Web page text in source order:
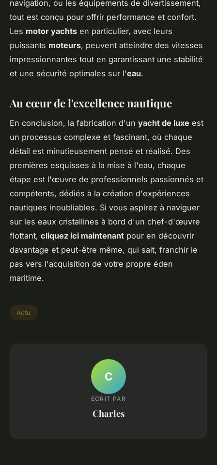
navigation, ou les équipements de divertissement,
tout est conçu pour offrir performance et confort.
Les motor yachts en particulier, avec leurs
puissants moteurs, peuvent atteindre des vitesses
impressionnantes tout en garantissant une stabilité
et une sécurité optimales sur l'eau.
Au cœur de l'excellence nautique
En conclusion, la fabrication d'un yacht de luxe est
un processus complexe et fascinant, où chaque
détail est minutieusement pensé et réalisé. Des
premières esquisses à la mise à l'eau, chaque
étape est l'œuvre de professionnels passionnés et
compétents, dédiés à la création d'expériences
nautiques inoubliables. Si vous aspirez à naviguer
sur les eaux cristallines à bord d'un chef-d'œuvre
flottant, cliquez ici maintenant pour en découvrir
davantage et peut-être même, qui sait, franchir le
pas vers l'acquisition de votre propre éden
maritime.
Actu
C
ECRIT PAR
Charles